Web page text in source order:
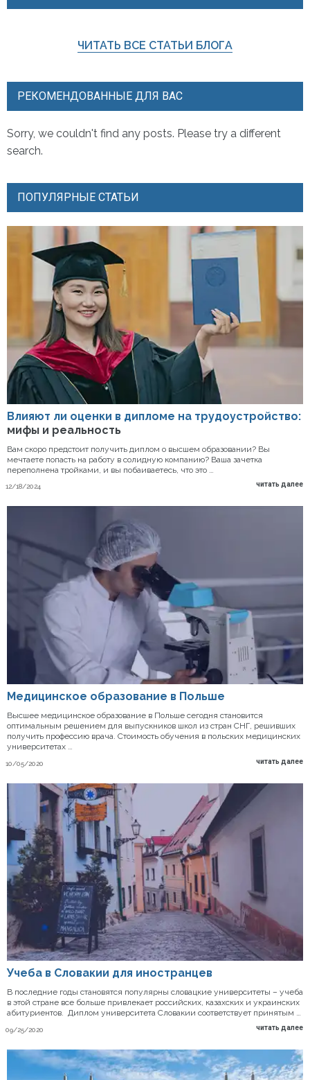
ЧИТАТЬ ВСЕ СТАТЬИ БЛОГА
РЕКОМЕНДОВАННЫЕ ДЛЯ ВАС
Sorry, we couldn't find any posts. Please try a different
search.
ПОПУЛЯРНЫЕ СТАТЬИ
Влияют ли оценки в дипломе на трудоустройство:
мифы и реальность
12/18/2024
Вам скоро предстоит получить диплом о высшем образовании? Вы
мечтаете попасть на работу в солидную компанию? Ваша зачетка
переполнена тройками, и вы побаиваетесь, что это …
читать далее
Медицинское образование в Польше
10/05/2020
Высшее медицинское образование в Польше сегодня становится
оптимальным решением для выпускников школ из стран СНГ, решивших
получить профессию врача. Стоимость обучения в польских медицинских
университетах …
читать далее
Учеба в Словакии для иностранцев
09/25/2020
В последние годы становятся популярны словацкие университеты – учеба
в этой стране все больше привлекает российских, казахских и украинских
абитуриентов. Диплом университета Словакии соответствует принятым …
читать далее